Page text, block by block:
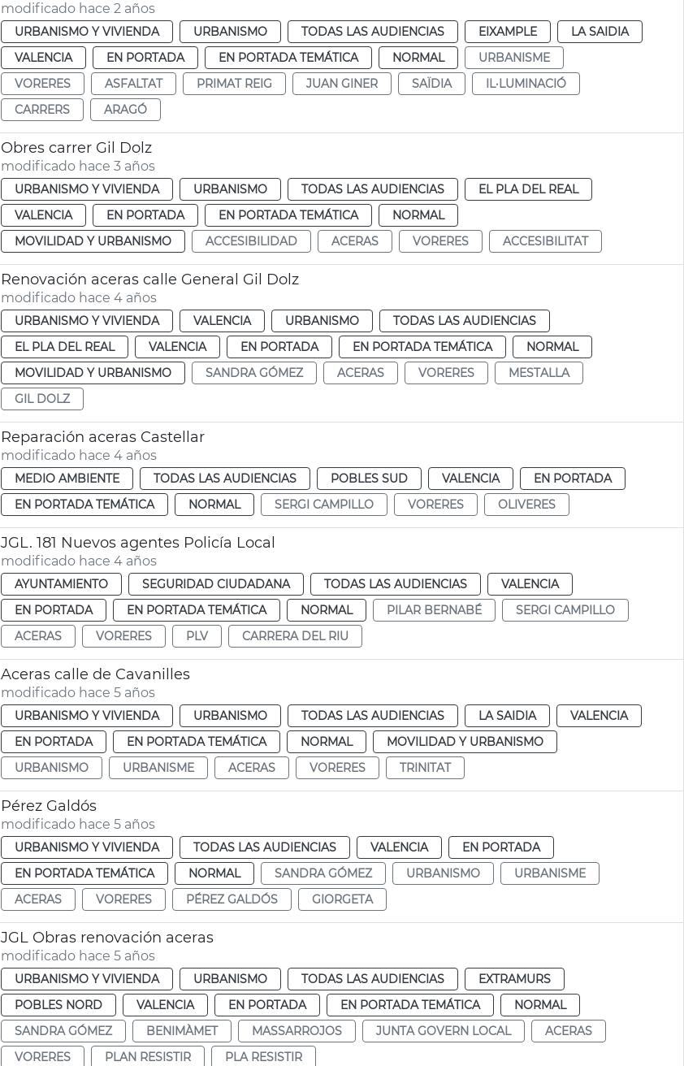
modificado hace 2 años
URBANISMO Y VIVIENDA URBANISMO TODAS LAS AUDIENCIAS EIXAMPLE
LA SAIDIA
VALENCIA
EN PORTADA EN PORTADA TEMÁTICA NORMAL
URBANISME
VORERES
ASFALTAT PRIMAT REIG JUAN GINER SAÏDIA
IL·LUMINACIÓ
CARRERS
ARAGÓ
Obres carrer Gil Dolz
modificado hace 3 años
URBANISMO Y VIVIENDA URBANISMO TODAS LAS AUDIENCIAS
EL PLA DEL REAL
VALENCIA
EN PORTADA EN PORTADA TEMÁTICA
NORMAL
MOVILIDAD Y URBANISMO
ACCESIBILIDAD ACERAS VORERES ACCESIBILITAT
Renovación aceras calle General Gil Dolz
modificado hace 4 años
URBANISMO Y VIVIENDA VALENCIA URBANISMO
TODAS LAS AUDIENCIAS
EL PLA DEL REAL
VALENCIA EN PORTADA EN PORTADA TEMÁTICA
NORMAL
MOVILIDAD Y URBANISMO
SANDRA GÓMEZ ACERAS VORERES
MESTALLA
GIL DOLZ
Reparación aceras Castellar
modificado hace 4 años
MEDIO AMBIENTE TODAS LAS AUDIENCIAS POBLES SUD VALENCIA
EN PORTADA
EN PORTADA TEMÁTICA
NORMAL SERGI CAMPILLO VORERES OLIVERES
JGL. 181 Nuevos agentes Policía Local
modificado hace 4 años
AYUNTAMIENTO SEGURIDAD CIUDADANA TODAS LAS AUDIENCIAS
VALENCIA
EN PORTADA
EN PORTADA TEMÁTICA NORMAL PILAR BERNABÉ
SERGI CAMPILLO
ACERAS
VORERES PLV CARRERA DEL RIU
Aceras calle de Cavanilles
modificado hace 5 años
URBANISMO Y VIVIENDA URBANISMO TODAS LAS AUDIENCIAS LA SAIDIA
VALENCIA
EN PORTADA
EN PORTADA TEMÁTICA NORMAL
MOVILIDAD Y URBANISMO
URBANISMO
URBANISME ACERAS VORERES TRINITAT
Pérez Galdós
modificado hace 5 años
URBANISMO Y VIVIENDA TODAS LAS AUDIENCIAS VALENCIA
EN PORTADA
EN PORTADA TEMÁTICA
NORMAL SANDRA GÓMEZ URBANISMO
URBANISME
ACERAS
VORERES PÉREZ GALDÓS GIORGETA
JGL Obras renovación aceras
modificado hace 5 años
URBANISMO Y VIVIENDA URBANISMO TODAS LAS AUDIENCIAS
EXTRAMURS
POBLES NORD
VALENCIA EN PORTADA EN PORTADA TEMÁTICA
NORMAL
SANDRA GÓMEZ
BENIMÀMET MASSARROJOS JUNTA GOVERN LOCAL
ACERAS
VORERES
PLAN RESISTIR PLA RESISTIR